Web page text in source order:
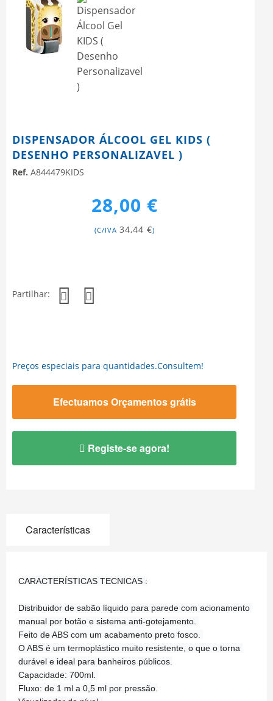
DISPENSADOR ÁLCOOL GEL KIDS (
DESENHO PERSONALIZAVEL )
Ref. A844479KIDS
28,00 €
(C/IVA 34,44 €)
Partilhar:
Preços especiais para quantidades.Consultem!
Efectuamos Orçamentos grátis
Registe-se agora!
Características
CARACTERÍSTICAS TECNICAS :
Distribuidor de sabão líquido para parede com acionamento
manual por botão e sistema anti-gotejamento.
Feito de ABS com um acabamento preto fosco.
O ABS é um termoplástico muito resistente, o que o torna
durável e ideal para banheiros públicos.
Capacidade: 700ml.
Fluxo: de 1 ml a 0,5 ml por pressão.